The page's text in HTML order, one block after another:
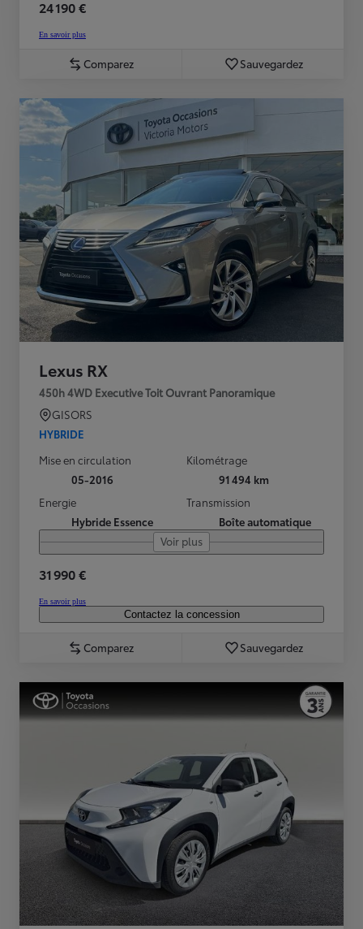
24 190 €
En savoir plus
Comparez Sauvegardez
Lexus RX
450h 4WD Executive Toit Ouvrant Panoramique
GISORS
HYBRIDE
Mise en circulation
05-2016
Kilométrage
91 494 km
Energie
Hybride Essence
Transmission
Boîte automatique
Voir plus
31 990 €
En savoir plus
Contactez la concession
Comparez Sauvegardez